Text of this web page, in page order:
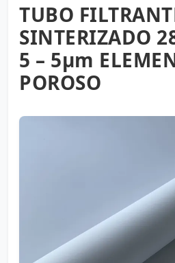
TUBO
SINTERIZADO
5 – 5µm
POROSO